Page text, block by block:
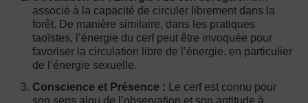
associé à la capacité de circuler librement dans la
forêt. De manière similaire, dans les pratiques
taoïstes, l’énergie du cerf peut être invoquée pour
favoriser la circulation libre de l’énergie, en particulier
de l’énergie sexuelle.
Conscience et Présence : Le cerf est connu pour
son sens aigu de l’observation et son aptitude à